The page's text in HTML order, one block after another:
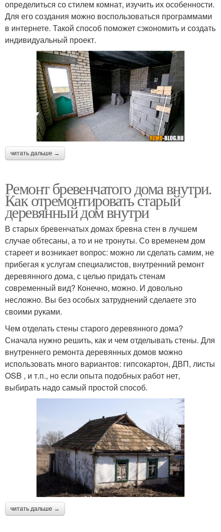
определиться со стилем комнат, изучить их особенности.
Для его создания можно воспользоваться программами
в интернете. Такой способ поможет сэкономить и создать
индивидуальный проект.
читать дальше →
Ремонт бревенчатого дома внутри.
Как отремонтировать старый
деревянный дом внутри
В старых бревенчатых домах бревна стен в лучшем
случае обтесаны, а то и не тронуты. Со временем дом
стареет и возникает вопрос: можно ли сделать самим, не
прибегая к услугам специалистов, внутренний ремонт
деревянного дома, с целью придать стенам
современный вид? Конечно, можно. И довольно
несложно. Вы без особых затруднений сделаете это
своими руками.
Чем отделать стены старого деревянного дома?
Сначала нужно решить, как и чем отделывать стены. Для
внутреннего ремонта деревянных домов можно
использовать много вариантов: гипсокартон, ДВП, листы
OSB , и т.п., но если опыта подобных работ нет,
выбирать надо самый простой способ.
читать дальше →